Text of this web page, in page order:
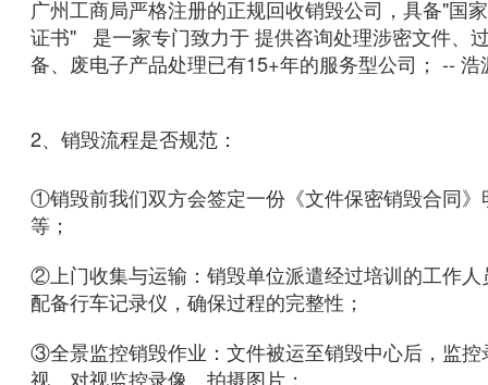
广州工商局严格注册的正规回收销毁公司，具备"国
证书" 是一家专门致力于 提供咨询处理涉密文件、
备、废电子产品处理已有15+年的服务型公司； -- 浩
2、销毁流程是否规范：
①销毁前我们双方会签定一份《文件保密销毁合同
等；
②上门收集与运输：销毁单位派遣经过培训的工作
配备行车记录仪，确保过程的完整性；
③全景监控销毁作业：文件被运至销毁中心后，监
视、对视监控录像、拍摄图片；